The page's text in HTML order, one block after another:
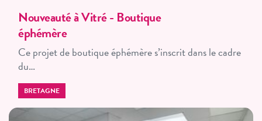
Nouveauté à Vitré - Boutique
éphémère
Ce projet de boutique éphémère s’inscrit dans le cadre
du…
BRETAGNE